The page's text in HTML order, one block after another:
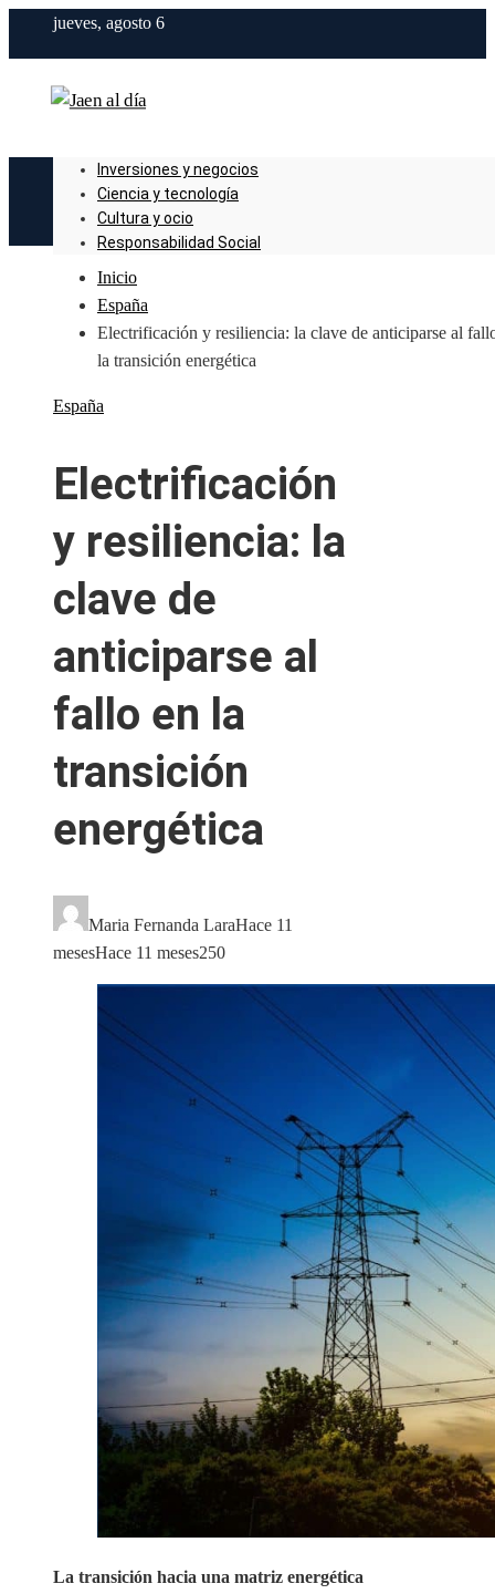
jueves, agosto 6
Inversiones y negocios
Ciencia y tecnología
Cultura y ocio
Responsabilidad Social
Inicio
España
Electrificación y resiliencia: la clave de anticiparse al
la transición energética
España
Electrificación
y resiliencia: la
clave de
anticiparse al
fallo en la
transición
energética
Maria Fernanda LaraHace 11
mesesHace 11 meses250
La transición hacia una matriz energética